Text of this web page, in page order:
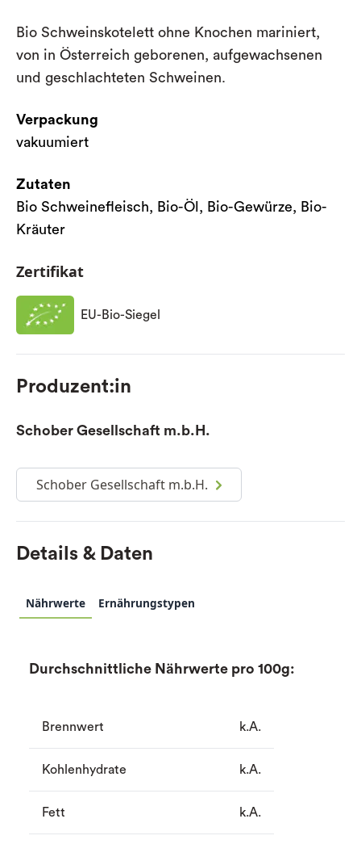
Bio Schweinskotelett ohne Knochen mariniert,
von in Österreich geborenen, aufgewachsenen
und geschlachteten Schweinen.
Verpackung
vakuumiert
Zutaten
Bio Schweinefleisch, Bio-Öl, Bio-Gewürze, Bio-
Kräuter
Zertifikat
EU-Bio-Siegel
Produzent:in
Schober Gesellschaft m.b.H.
Schober Gesellschaft m.b.H.
Details & Daten
Nährwerte Ernährungstypen
Durchschnittliche Nährwerte pro 100g:
Brennwert k.A.
Kohlenhydrate k.A.
Fett k.A.